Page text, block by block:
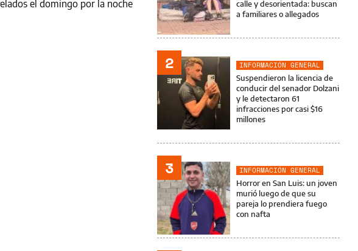
el domingo por la noche
calle y desorientada: buscan
a familiares o allegados
2
INFORMACIÓN GENERAL
Suspendieron la licencia de
conducir del senador Dolzani
y le detectaron 61
infracciones por casi $16
millones
3
INFORMACIÓN GENERAL
Horror en San Luis: un joven
murió luego de que su
pareja lo prendiera fuego
con nafta